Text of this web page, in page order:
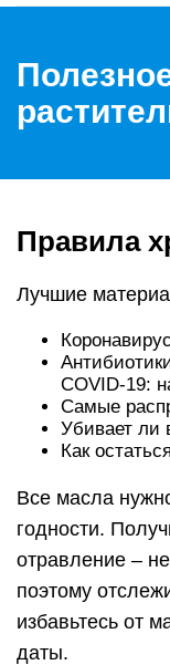
Правила
Лучшие
COVID-19:
Самые
Убивает ли
Как
Все масла
годности.
отравление –
поэтому
избавьтесь от
даты.